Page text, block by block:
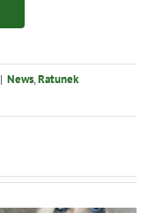
| News,Ratunek